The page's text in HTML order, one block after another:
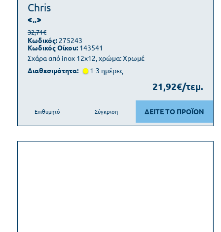
Chris
<..>
Σχάρα από inox 12x12, χρώμα: Χρωμέ
32,71€
Κωδικός: 275243
Κωδικός Οίκου: 143541
Διαθεσιμότητα: 1-3 ημέρες
21,92€/τεμ.
ΔΕΙΤΕ ΤΟ ΠΡΟΪΟΝ
Επιθυμητό Σύγκριση